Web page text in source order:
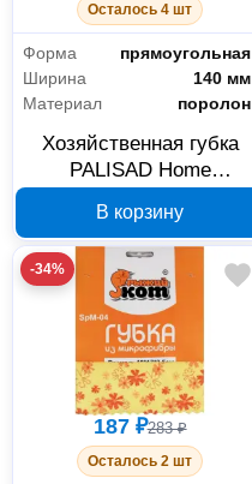
Осталось 4 шт
Форма
прямоугольная
Ширина
140 мм
Материал
поролон
Хозяйственная губка
PALISAD Home
В корзину
-34%
187 ₽283 ₽
Осталось 2 шт